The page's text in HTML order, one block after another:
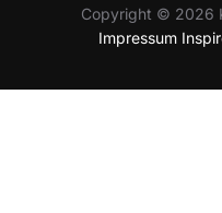
Copyright © 2026
Impressum